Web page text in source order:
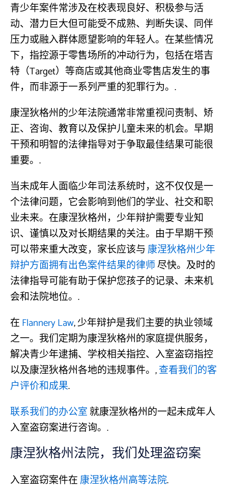
青少年案件常涉及在校表现良好、积极参与活
动、潜力巨大但可能受不成熟、判断失误、同伴
压力或融入群体愿望影响的年轻人。在某些情况
下，指控源于零售场所的冲动行为，包括在塔吉
特（Target）等商店或其他商业零售店发生的事
件，而非源于一系列严重的犯罪行为。.
康涅狄格州的少年法院通常非常重视问责制、矫
正、咨询、教育以及保护儿童未来的机会。早期
干预和明智的法律指导对于争取最佳结果可能很
重要。.
当未成年人面临少年司法系统时，这不仅仅是一
个法律问题，它会影响到他们的学业、社交和职
业未来。在康涅狄格州，少年辩护需要专业知
识、谨慎以及对长期结果的关注。由于早期干预
可以带来重大改变，家长应该与康涅狄格州少年
辩护方面拥有出色案件结果的律师尽快。及时的
法律指导可能有助于保护您孩子的记录、未来机
会和法院地位。.
在Flannery Law, 少年辩护是我们主要的执业领域
之一。我们定期为康涅狄格州的家庭提供服务，
解决青少年逮捕、学校相关指控、入室盗窃指控
以及康涅狄格州各地的违规事件。,查看我们的客
户评价和成果.
联系我们的办公室就康涅狄格州的一起未成年人
入室盗窃案进行咨询。.
康涅狄格州法院，我们处理盗窃案
入室盗窃案件在康涅狄格州高等法院.